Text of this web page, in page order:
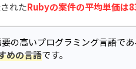
れたRubyの案件の平均単価は
の高いプログラミング言語であ
めの言語です。